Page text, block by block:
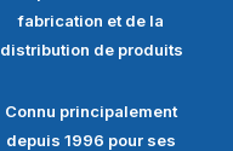
fabrication et de la
distribution de produits
Connu principalement
depuis 1996 pour ses